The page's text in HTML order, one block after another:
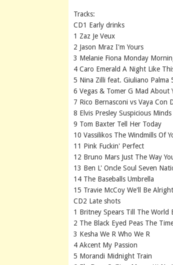
Tracks:
CD1 Early drinks
1 Zaz Je Veux
2 Jason Mraz I'm Yours
3 Melanie Fiona Monday
4 Caro Emerald A Night Like
5 Nina Zilli feat. Giuliano Palma
6 Vegas & Tomer G Mad About
7 Rico Bernasconi vs Vaya Con
8 Elvis Presley Suspicious Minds
9 Tom Baxter Tell Her Today
10 Vassilikos The Windmills Of
11 Pink Fuckin' Perfect
12 Bruno Mars Just The Way
13 Ben L' Oncle Soul Seven
14 The Baseballs Umbrella
15 Travie McCoy We'll Be Alright
CD2 Late shots
1 Britney Spears Till The World
2 The Black Eyed Peas The
3 Kesha We R Who We R
4 Akcent My Passion
5 Morandi Midnight Train